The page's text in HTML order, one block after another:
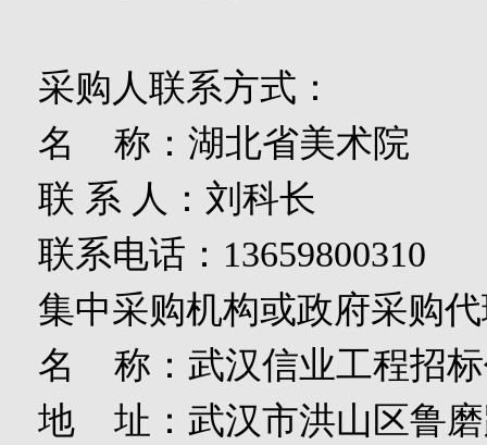
采购人联系方式：
名
称：湖北省美术院
联 系 人：刘科长
联系电话： 13659800310
集中采购机构或政府采购
名
称：武汉信业工程招
地
址：武汉市洪山区鲁